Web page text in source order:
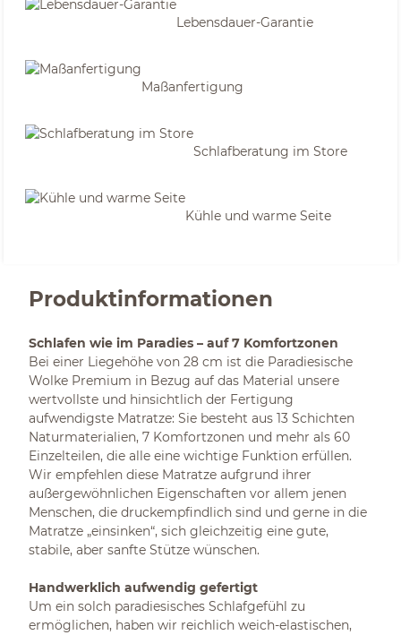
Lebensdauer-Garantie
Maßanfertigung
Schlafberatung im Store
Kühle und warme Seite
Produktinformationen
Schlafen wie im Paradies – auf 7 Komfortzonen
Bei einer Liegehöhe von 28 cm ist die Paradiesische
Wolke Premium in Bezug auf das Material unsere
wertvollste und hinsichtlich der Fertigung
aufwendigste Matratze: Sie besteht aus 13 Schichten
Naturmaterialien, 7 Komfortzonen und mehr als 60
Einzelteilen, die alle eine wichtige Funktion erfüllen.
Wir empfehlen diese Matratze aufgrund ihrer
außergewöhnlichen Eigenschaften vor allem jenen
Menschen, die druckempfindlich sind und gerne in die
Matratze „einsinken“, sich gleichzeitig eine gute,
stabile, aber sanfte Stütze wünschen.
Handwerklich aufwendig gefertigt
Um ein solch paradiesisches Schlafgefühl zu
ermöglichen, haben wir reichlich weich-elastischen,